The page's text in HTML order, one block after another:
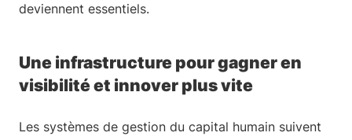
deviennent essentiels.
Une infrastructure pour gagner en
visibilité et innover plus vite
Les systèmes de gestion du capital humain suivent